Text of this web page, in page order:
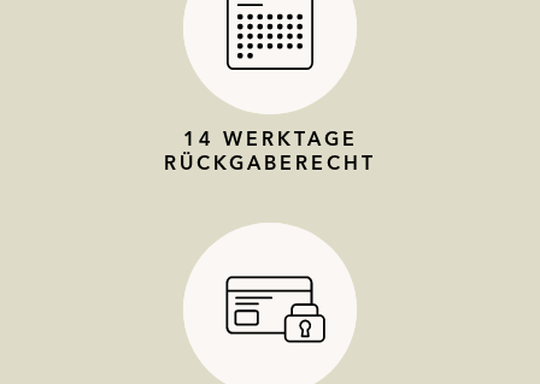
14 WERKTAGE
RÜCKGABERECHT